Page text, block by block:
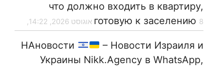
что должно входить в квартиру,
готовую к заселению 8 אוגוסט 2026, 14:22,
НАновости
– Новости Израиля и
Украины Nikk.Agency в WhatsApp,